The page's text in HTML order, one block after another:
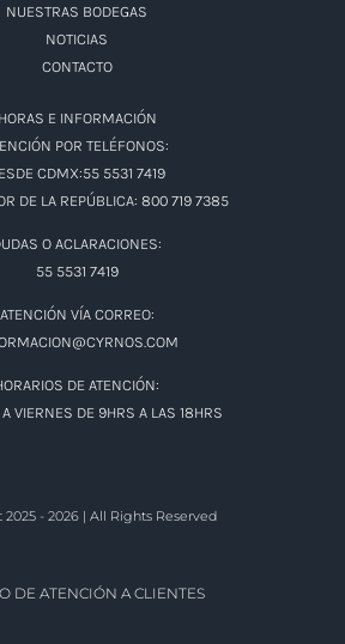
NUESTRAS BODEGAS
NOTICIAS
CONTACTO
HORAS E INFORMACIÓN
POR TELÉFONOS:
CDMX:55 5531 7419
DE LA REPÚBLICA: 800 719 7385
O ACLARACIONES:
55 5531 7419
ATENCIÓN VÍA CORREO:
DE ATENCIÓN:
VIERNES DE 9HRS A LAS 18HRS
- 2026 | All Rights Reserved
DE ATENCIÓN A CLIENTES